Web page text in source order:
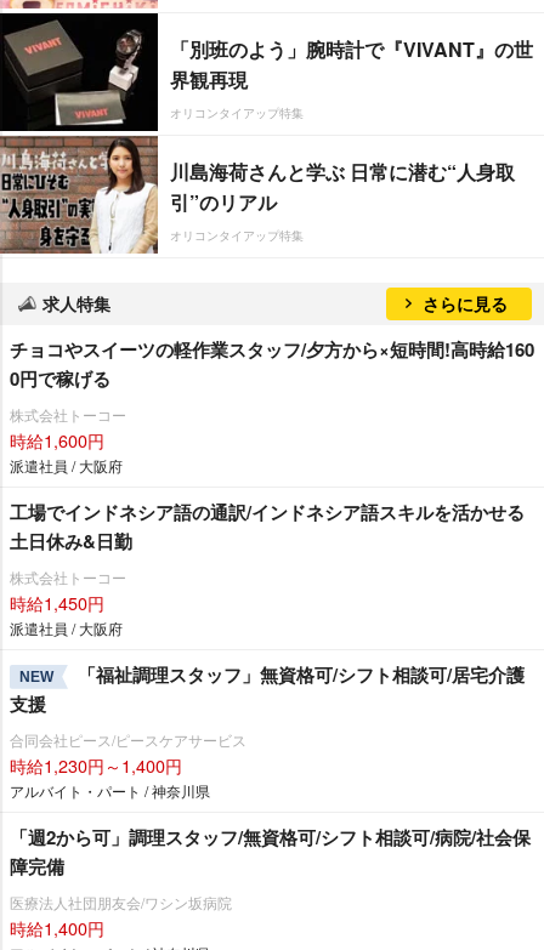
「別班のよう」腕時計で『VIVANT』の世
界観再現
オリコンタイアップ特集
川島海荷さんと学ぶ 日常に潜む“人身取
引”のリアル
オリコンタイアップ特集
求人特集 さらに見る
チョコやスイーツの軽作業スタッフ/夕方から×短時間!高時給160
0円で稼げる
株式会社トーコー
時給1,600円
派遣社員 / 大阪府
工場でインドネシア語の通訳/インドネシア語スキルを活かせる
土日休み&日勤
株式会社トーコー
時給1,450円
派遣社員 / 大阪府
NEW
「福祉調理スタッフ」無資格可/シフト相談可/居宅介護
支援
合同会社ピース/ピースケアサービス
時給1,230円～1,400円
アルバイト・パート / 神奈川県
「週2から可」調理スタッフ/無資格可/シフト相談可/病院/社会保
障完備
医療法人社団朋友会/ワシン坂病院
時給1,400円